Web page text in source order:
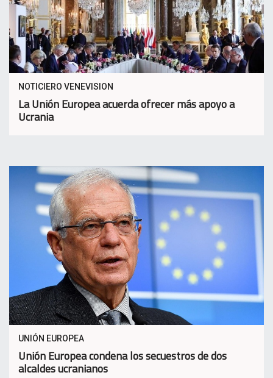
NOTICIERO VENEVISION
La Unión Europea acuerda ofrecer más apoyo a
Ucrania
UNIÓN EUROPEA
Unión Europea condena los secuestros de dos
alcaldes ucranianos